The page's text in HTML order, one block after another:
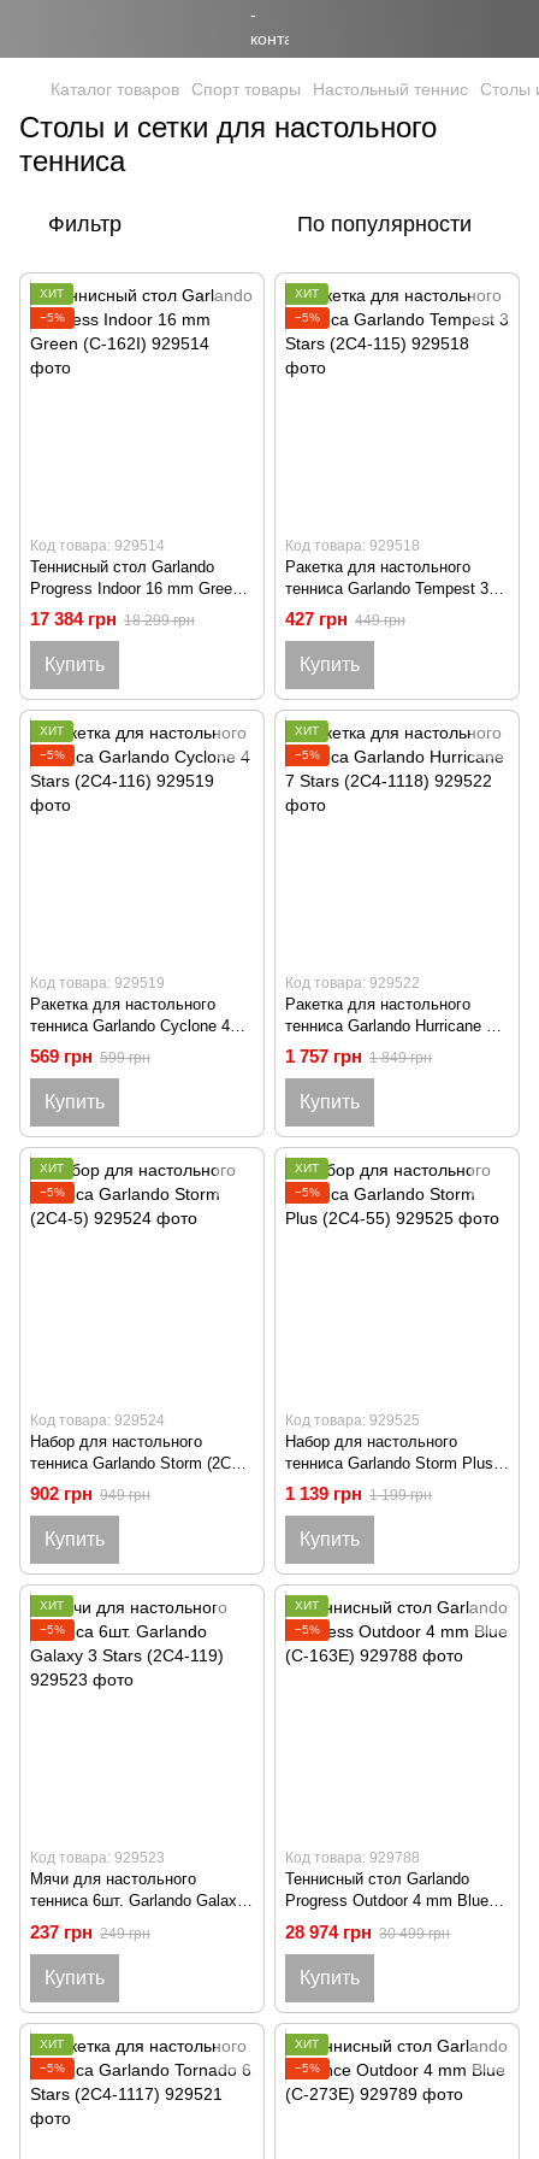
Каталог товаров Спорт товары Настольный теннис Столы
Столы и сетки для настольного
тенниса
Фильтр По популярности
ХИТ
−5%
Код товара: 929514
Теннисный стол Garlando
Progress Indoor 16 mm Green
(C-162I)
17 384 грн 18 299 грн
Купить
ХИТ
−5%
Код товара: 929518
Ракетка для настольного
тенниса Garlando Tempest 3
Stars (2C4-115)
427 грн 449 грн
Купить
ХИТ
−5%
Код товара: 929519
Ракетка для настольного
тенниса Garlando Cyclone 4
Stars (2C4-116)
569 грн 599 грн
Купить
ХИТ
−5%
Код товара: 929522
Ракетка для настольного
тенниса Garlando Hurricane 7
Stars (2C4-1118)
1 757 грн 1 849 грн
Купить
ХИТ
−5%
Код товара: 929524
Набор для настольного
тенниса Garlando Storm (2C4-
5)
902 грн 949 грн
Купить
ХИТ
−5%
Код товара: 929525
Набор для настольного
тенниса Garlando Storm Plus
(2C4-55)
1 139 грн 1 199 грн
Купить
ХИТ
−5%
Код товара: 929523
Мячи для настольного
тенниса 6шт. Garlando Galaxy
3 Stars (2C4-119)
237 грн 249 грн
Купить
ХИТ
−5%
Код товара: 929788
Теннисный стол Garlando
Progress Outdoor 4 mm Blue
(C-163E)
28 974 грн 30 499 грн
Купить
ХИТ
−5%
ХИТ
−5%